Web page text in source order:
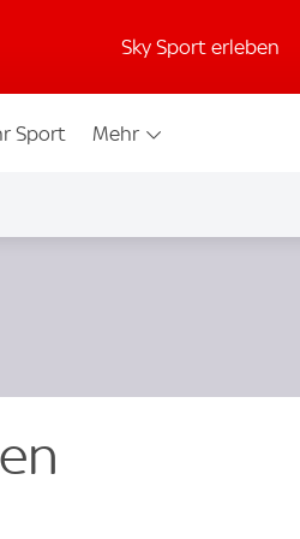
Sky Sport erleben
Sport Mehr